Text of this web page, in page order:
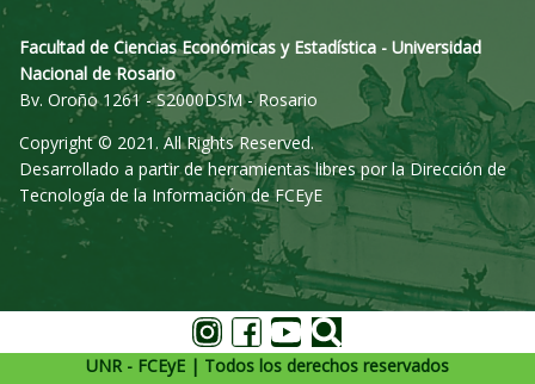
Facultad de Ciencias Económicas y Estadística - Universidad
Nacional de Rosario
Bv. Oroño 1261 - S2000DSM - Rosario
Copyright © 2021. All Rights Reserved.
Desarrollado a partir de herramientas libres por la Dirección de
Tecnología de la Información de FCEyE
UNR - FCEyE | Todos los derechos reservados